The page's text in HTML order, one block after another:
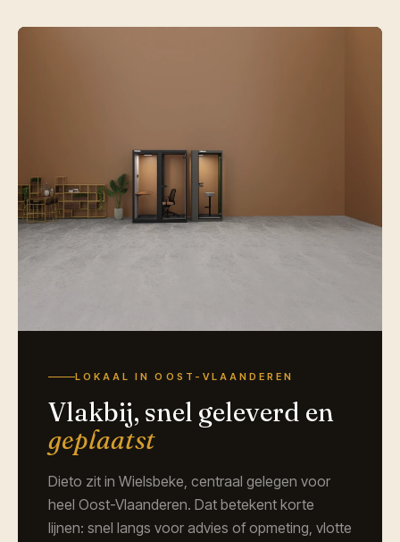
LOKAAL IN OOST-VLAANDEREN
Vlakbij, snel geleverd en
geplaatst
Dieto zit in Wielsbeke, centraal gelegen voor
heel Oost-Vlaanderen. Dat betekent korte
lijnen: snel langs voor advies of opmeting, vlotte